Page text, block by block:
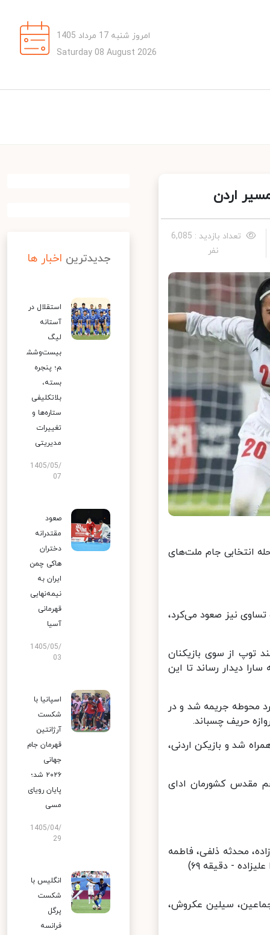
امروز شنبه 17 مرداد 1405
Saturday 08 August 2026
اردن
تعداد بازدید : 6,085
نفر
انتخابی جام ملت‌های
نیز صعود می‌کرد،
توپ از سوی بازیکنان
دیدار رساند تا این
محوطه جریمه شد و در
حریف چسباند.
شد و بازیکن اردنی،
مقدس کشورمان ادای
محدثه ذلفی، فاطمه
- دقیقه ۶۹)
سیلین عکروش،
جدیدترین اخبار ها
استقلال در
آستانه
لیگ
بیست‌وشش
م؛ پنجره
بسته،
بلاتکلیفی
ستاره‌ها و
تغییرات
مدیریتی
1405/05/
07
صعود
مقتدرانه
دختران
هاکی چمن
ایران به
نیمه‌نهایی
قهرمانی
آسیا
1405/05/
03
اسپانیا با
شکست
آرژانتین
قهرمان جام
جهانی
۲۰۲۶ شد؛
پایان رویای
مسی
1405/04/
29
انگلیس با
شکست
پرگل
فرانسه